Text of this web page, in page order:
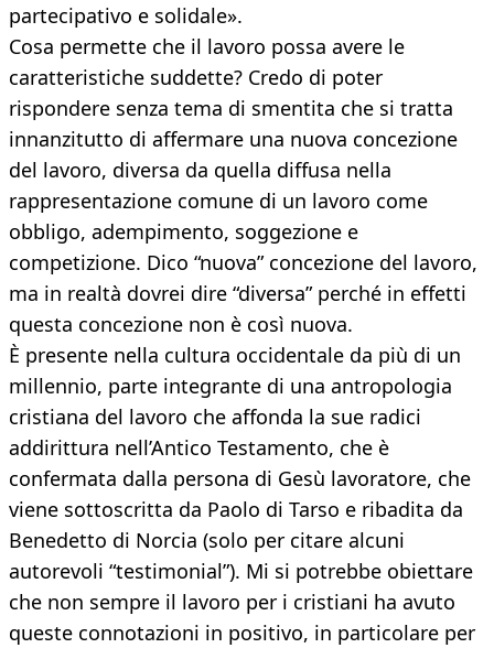
partecipativo e solidale».
Cosa permette che il lavoro possa avere le
caratteristiche suddette? Credo di poter
rispondere senza tema di smentita che si tratta
innanzitutto di affermare una nuova concezione
del lavoro, diversa da quella diffusa nella
rappresentazione comune di un lavoro come
obbligo, adempimento, soggezione e
competizione. Dico “nuova” concezione del lavoro,
ma in realtà dovrei dire “diversa” perché in effetti
questa concezione non è così nuova.
È presente nella cultura occidentale da più di un
millennio, parte integrante di una antropologia
cristiana del lavoro che affonda la sue radici
addirittura nell’Antico Testamento, che è
confermata dalla persona di Gesù lavoratore, che
viene sottoscritta da Paolo di Tarso e ribadita da
Benedetto di Norcia (solo per citare alcuni
autorevoli “testimonial”). Mi si potrebbe obiettare
che non sempre il lavoro per i cristiani ha avuto
queste connotazioni in positivo, in particolare per